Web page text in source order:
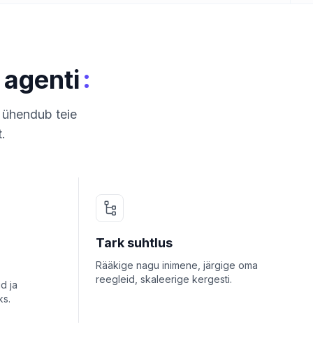
:
teie
ja
Tark suhtlus
Rääkige nagu inimene, järgige oma
reegleid, skaleerige kergesti.